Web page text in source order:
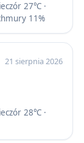
27℃ ·
11%
21 sierpnia 2026
28℃ ·